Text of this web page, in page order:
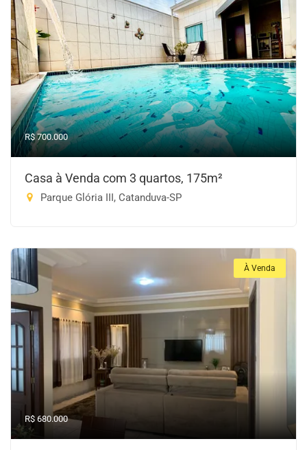
R$ 700.000
Casa à Venda com 3 quartos, 175m²
Parque Glória III, Catanduva-SP
À Venda
R$ 680.000